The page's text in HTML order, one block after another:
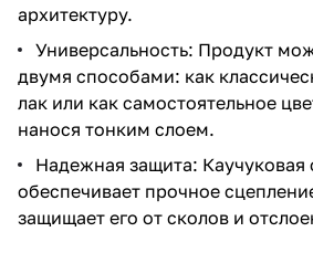
архитектуру.
Универсальность: Продукт
двумя способами: как
лак или как самостоятельное
нанося тонким слоем.
Надежная защита: Каучуковая
обеспечивает прочное
защищает его от сколов и